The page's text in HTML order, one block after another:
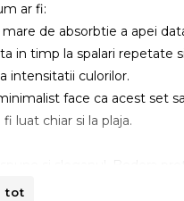
ar fi:
de absorbtie a apei
in timp la spalari repetate
intensitatii culorilor.
face ca acest set
luat chiar si la plaja.
invarte in jurul confortului,
tot